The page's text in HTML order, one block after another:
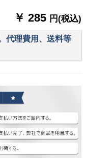
￥ 285 円(税込)
代理費用、送料等